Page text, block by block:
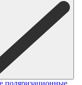
поляризационные